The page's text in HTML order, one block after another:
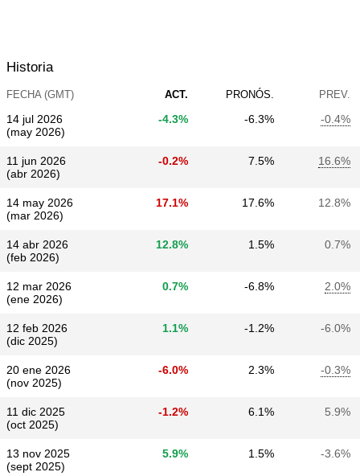
Historia
FECHA (GMT) ACT. PRONÓS. PREV.
14 jul 2026
(may 2026)
-4.3% -6.3% -0.4%
11 jun 2026
(abr 2026)
-0.2% 7.5% 16.6%
14 may 2026
(mar 2026)
17.1% 17.6% 12.8%
14 abr 2026
(feb 2026)
12.8% 1.5% 0.7%
12 mar 2026
(ene 2026)
0.7% -6.8% 2.0%
12 feb 2026
(dic 2025)
1.1% -1.2% -6.0%
20 ene 2026
(nov 2025)
-6.0% 2.3% -0.3%
11 dic 2025
(oct 2025)
-1.2% 6.1% 5.9%
13 nov 2025
(sept 2025)
5.9% 1.5% -3.6%